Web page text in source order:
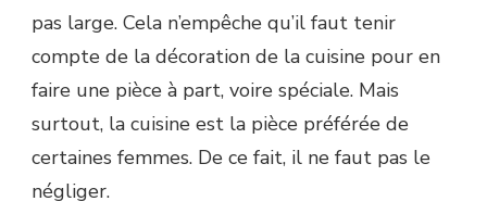
pas large. Cela n’empêche qu’il faut tenir
compte de la décoration de la cuisine pour en
faire une pièce à part, voire spéciale. Mais
surtout, la cuisine est la pièce préférée de
certaines femmes. De ce fait, il ne faut pas le
négliger.